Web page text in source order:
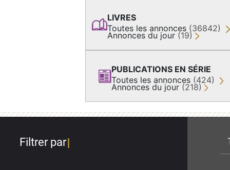
LIVRES
Toutes les annonces (36842)
Annonces du jour (19)
PUBLICATIONS EN SÉRIE
Toutes les annonces (424)
Annonces du jour (218)
Filtrer par